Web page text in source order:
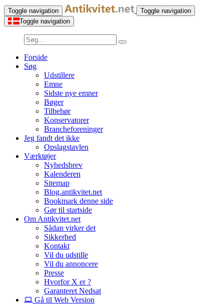
Toggle navigation
Toggle navigation
Toggle navigation
Forside
Søg
Udstillere
Emne
Sidste nye emner
Bøger
Tilbehør
Konservatorer
Brancheforeninger
Jeg fandt det ikke
Opslagstavlen
Værktøjer
Nyhedsbrev
Kalenderen
Sitemap
Blog.antikvitet.net
Bookmark denne side
Gør til startside
Om Antikvitet.net
Sådan virker det
Sikkerhed
Kontakt
Vil du udstille
Vil du annoncere
Presse
Hvorfor X er ?
Garanteret Nedsat
Gå til Web Version